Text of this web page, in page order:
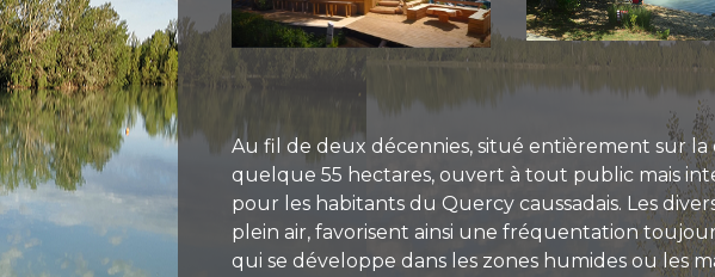
Au fil de deux décennies, situé entièrement sur
quelque 55 hectares, ouvert à tout public mais
pour les habitants du Quercy caussadais. Les
plein air, favorisent ainsi une fréquentation
qui se développe dans les zones humides ou les